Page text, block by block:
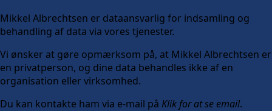
Mikkel Albrechtsen er dataansvarlig for indsamling og
behandling af data via vores tjenester.
Vi ønsker at gøre opmærksom på, at Mikkel Albrechtsen er
en privatperson, og dine data behandles ikke af en
organisation eller virksomhed.
Du kan kontakte ham via e-mail på Klik for at se email.